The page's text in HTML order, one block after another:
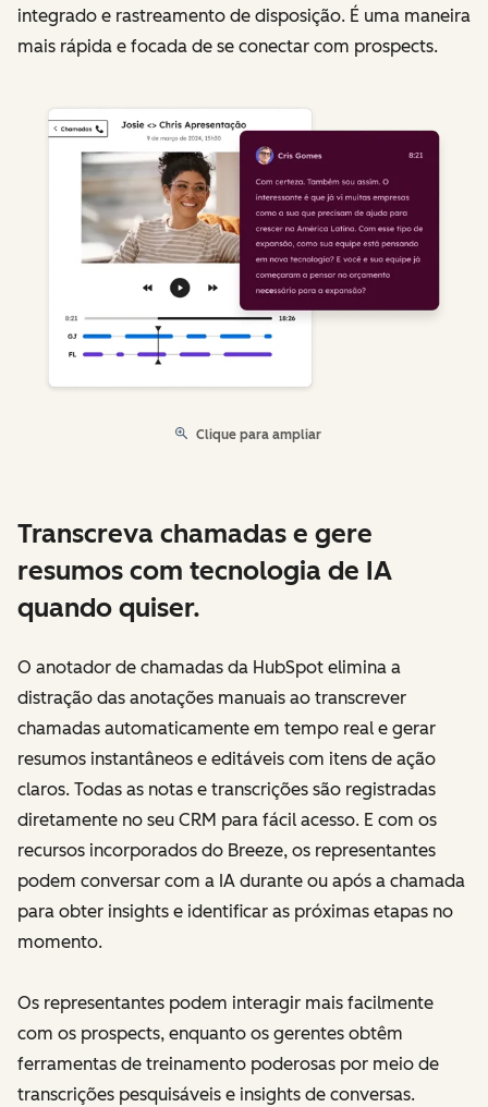
integrado e rastreamento de disposição. É uma maneira
mais rápida e focada de se conectar com prospects.
Clique para ampliar
Transcreva chamadas e gere
resumos com tecnologia de IA
quando quiser.
O anotador de chamadas da HubSpot elimina a
distração das anotações manuais ao transcrever
chamadas automaticamente em tempo real e gerar
resumos instantâneos e editáveis com itens de ação
claros. Todas as notas e transcrições são registradas
diretamente no seu CRM para fácil acesso. E com os
recursos incorporados do Breeze, os representantes
podem conversar com a IA durante ou após a chamada
para obter insights e identificar as próximas etapas no
momento.
Os representantes podem interagir mais facilmente
com os prospects, enquanto os gerentes obtêm
ferramentas de treinamento poderosas por meio de
transcrições pesquisáveis e insights de conversas.